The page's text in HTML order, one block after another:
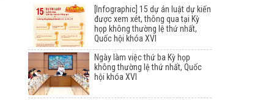
[Infographic] 15 dự án luật dự kiến
được xem xét, thông qua tại Kỳ
họp không thường lệ thứ nhất,
Quốc hội khóa XVI
Ngày làm việc thứ ba Kỳ họp
không thường lệ thứ nhất, Quốc
hội khóa XVI